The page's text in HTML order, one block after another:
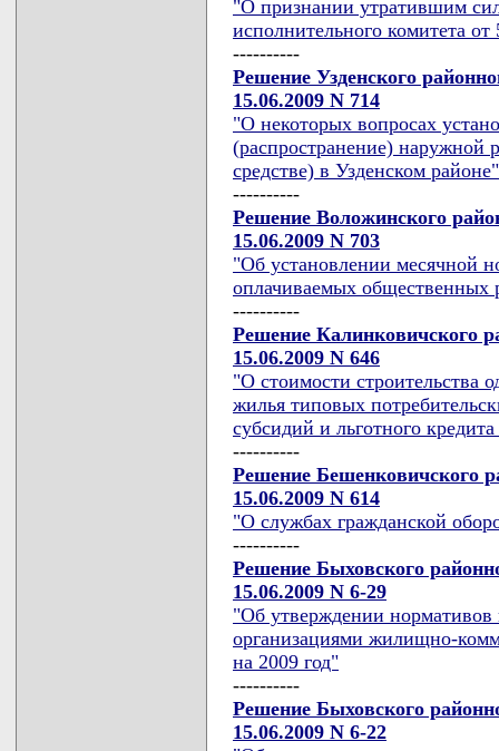
"О признании утратившим
исполнительного комитета
----------
Решение Узденского
15.06.2009 N 714
"О некоторых вопросах
(распространение) наружной
средстве) в Узденском районе"
----------
Решение Воложинского
15.06.2009 N 703
"Об установлении месячной
оплачиваемых общественных
----------
Решение Калинковичского
15.06.2009 N 646
"О стоимости строительства
жилья типовых
субсидий и льготного
----------
Решение Бешенковичского
15.06.2009 N 614
"О службах гражданской
----------
Решение Быховского
15.06.2009 N 6-29
"Об утверждении
организациями жилищно-
на 2009 год"
----------
Решение Быховского
15.06.2009 N 6-22